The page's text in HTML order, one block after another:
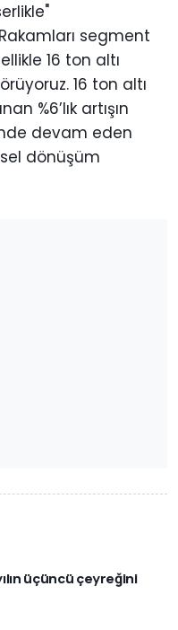
segment
16 ton altı
16 ton altı
%6’lık artışın
devam eden
dönüşüm
üçüncü çeyreğini